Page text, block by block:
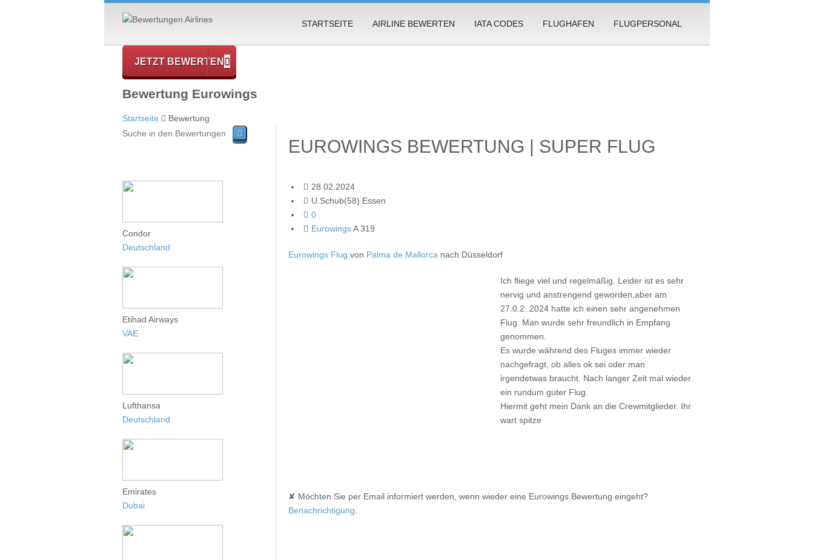
STARTSEITE AIRLINE BEWERTEN IATA CODES FLUGHAFEN FLUGPERSONAL
JETZT BEWERTEN
Bewertung Eurowings
Startseite Bewertung
EUROWINGS BEWERTUNG | SUPER FLUG
28.02.2024
U.Schub(58) Essen
0
EurowingsA 319
Eurowings Flug von Palma de Mallorca nach Düsseldorf
Ich fliege viel und regelmäßig. Leider ist es sehr
nervig und anstrengend geworden,aber am
27.0.2..2024 hatte ich einen sehr angenehmen
Flug. Man wurde sehr freundlich in Empfang
genommen.
Es wurde während des Fluges immer wieder
nachgefragt, ob alles ok sei oder man
irgendetwas braucht. Nach langer Zeit mal wieder
ein rundum guter Flug.
Hiermit geht mein Dank an die Crewmitglieder. Ihr
wart spitze
✘ Möchten Sie per Email informiert werden, wenn wieder eine Eurowings Bewertung eingeht?
Benachrichtigung
Condor
Deutschland
Etihad Airways
VAE
Lufthansa
Deutschland
Emirates
Dubai